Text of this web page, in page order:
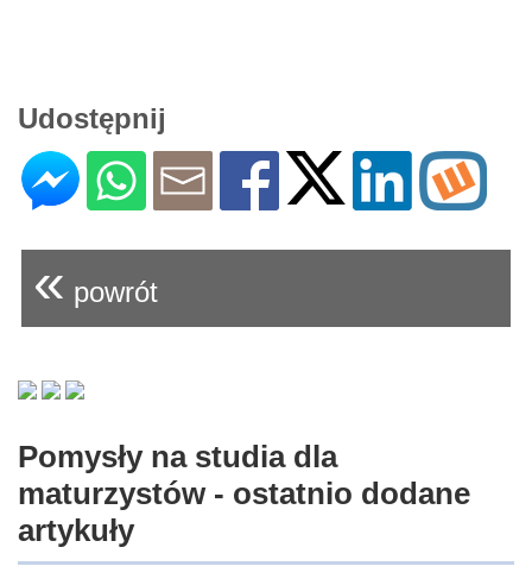
Udostępnij
« powrót
Pomysły na studia dla
maturzystów - ostatnio dodane
artykuły